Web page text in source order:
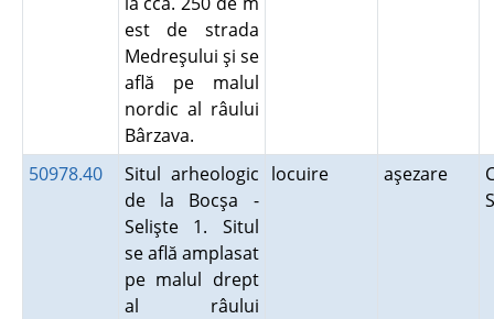
est de strada
Medreşului şi se
află pe malul
nordic al râului
Bârzava.
50978.40
Situl arheologic
de la Bocşa -
Selişte 1. Situl
se află amplasat
pe malul drept
al râului
locuire aşezare